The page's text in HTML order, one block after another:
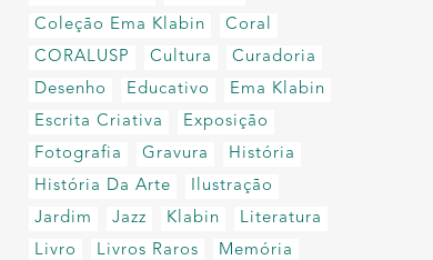
Coleção Ema Klabin
Coral
CORALUSP
Cultura
Curadoria
Desenho
Educativo
Ema Klabin
Escrita Criativa
Exposição
Fotografia
Gravura
História
História Da Arte
Ilustração
Jardim
Jazz Klabin
Literatura
Livro
Livros Raros
Memória